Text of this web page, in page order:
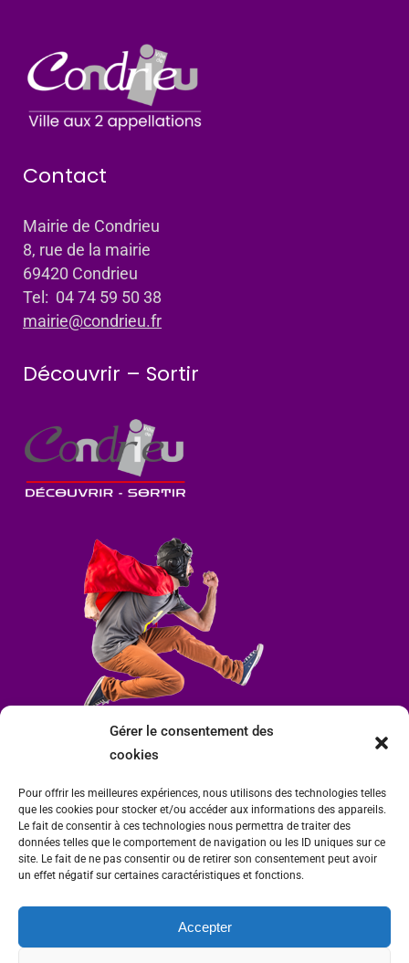
Gérer le consentement des
cookies
Pour offrir les meilleures expériences, nous utilisons des technologies telles
que les cookies pour stocker et/ou accéder aux informations des appareils.
Le fait de consentir à ces technologies nous permettra de traiter des
données telles que le comportement de navigation ou les ID uniques sur ce
site. Le fait de ne pas consentir ou de retirer son consentement peut avoir
un effet négatif sur certaines caractéristiques et fonctions.
Accepter
Contact
Mairie de Condrieu
8, rue de la mairie
69420 Condrieu
Tel: 04 74 59 50 38
mairie@condrieu.fr
Découvrir – Sortir